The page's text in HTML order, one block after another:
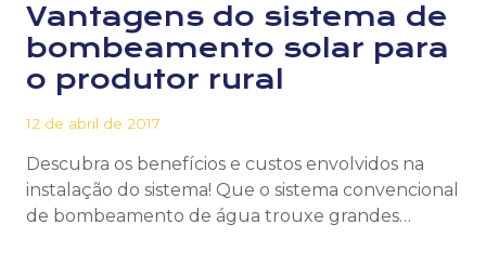
Vantagens do sistema de
bombeamento solar para
o produtor rural
12 de abril de 2017
Descubra os benefícios e custos envolvidos na
instalação do sistema! Que o sistema convencional
de bombeamento de água trouxe grandes…